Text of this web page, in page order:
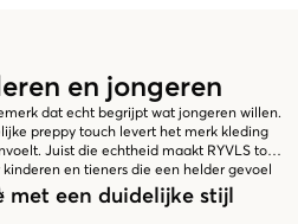
en jongeren
dat echt begrijpt wat jongeren willen.
preppy touch levert het merk kleding
Juist die echtheid maakt RYVLS tot
en tieners die een helder gevoel
met een duidelijke stijl